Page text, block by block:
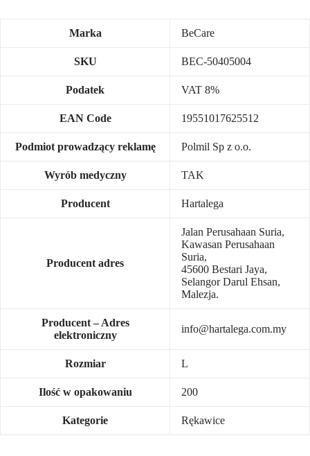
Marka BeCare
SKU BEC-50405004
Podatek VAT 8%
EAN Code 19551017625512
Podmiot prowadzący reklamę Polmil Sp z o.o.
Wyrób medyczny TAK
Producent Hartalega
Producent adres
Jalan Perusahaan Suria,
Kawasan Perusahaan
Suria,
45600 Bestari Jaya,
Selangor Darul Ehsan,
Malezja.
Producent – Adres
elektroniczny
info@hartalega.com.my
Rozmiar L
Ilość w opakowaniu 200
Kategorie Rękawice